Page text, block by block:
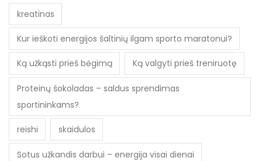
kreatinas
Kur ieškoti energijos šaltinių ilgam sporto maratonui?
Ką užkąsti prieš bėgimą Ką valgyti prieš treniruotę
Proteinų šokoladas – saldus sprendimas
sportininkams?
reishi skaidulos
Sotus užkandis darbui – energija visai dienai